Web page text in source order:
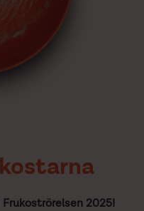
Frukoströrelsen 2025!